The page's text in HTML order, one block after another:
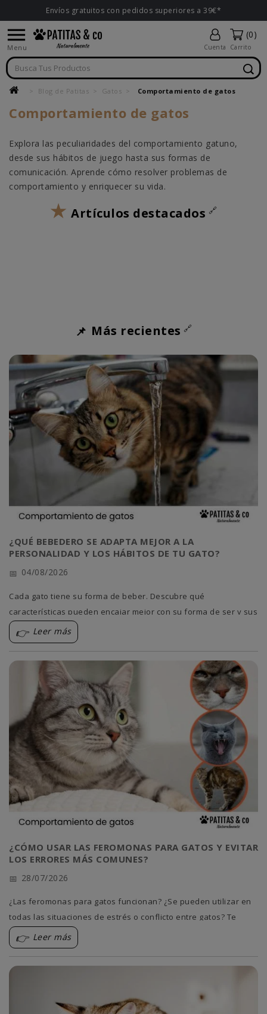
Envíos gratuitos con pedidos superiores a 39€*

Menu Cuenta
(0)
Carrito
Blog de Patitas Gatos Comportamiento de gatos
Comportamiento de gatos
Explora las peculiaridades del comportamiento gatuno,
desde sus hábitos de juego hasta sus formas de
comunicación. Aprende cómo resolver problemas de
comportamiento y enriquecer su vida.
Artículos destacados
Mejores rascadores para gatos: tipos, tamaños y
Más recientes
¿QUÉ BEBEDERO SE ADAPTA MEJOR A LA
PERSONALIDAD Y LOS HÁBITOS DE TU GATO?
04/08/2026
Cada gato tiene su forma de beber. Descubre qué
características pueden encajar mejor con su forma de ser y sus
costumbres del día a día.
Leer más
¿CÓMO USAR LAS FEROMONAS PARA GATOS Y EVITAR
LOS ERRORES MÁS COMUNES?
28/07/2026
¿Las feromonas para gatos funcionan? ¿Se pueden utilizar en
todas las situaciones de estrés o conflicto entre gatos? Te
contamos cuándo y cómo usarlas sin errores.
Leer más